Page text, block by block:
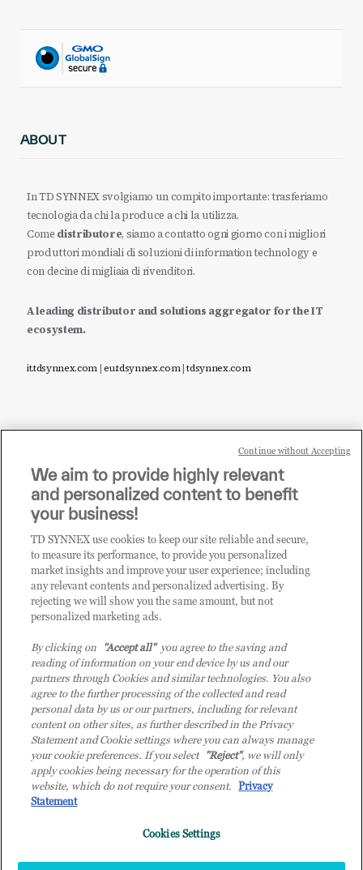
ABOUT
In TD SYNNEX svolgiamo un compito importante: trasferiamo
tecnologia da chi la produce a chi la utilizza.
Come distributore, siamo a contatto ogni giorno con i migliori
produttori mondiali di soluzioni di information technology e
con decine di migliaia di rivenditori.
A leading distributor and solutions aggregator for the IT
ecosystem.
it.tdsynnex.com|eu.tdsynnex.com|tdsynnex.com
Sei un rivenditore di tecnologia e desideri acquistare
i prodotti o le soluzioni trattate sul blog?
CLICCA QUI E DIVENTA
CLIENTE TD SYNNEX
© 2026 TD SYNNEX Italy S.r.l. - Sede legale: via Luigi Russolo 9, 20138 Milano
(MI) - Numero di iscrizione al Registro delle Imprese di Milano e Codice Fiscale:
07092780159 - P.IVA: 07092780159 - Eur 12.569.000,00 i.v - TD SYNNEX e TD
in altri Paesi. Società a socio unico soggetta all’attività di direzione e coordinamento
We aim to provide highly relevant
and personalized content to benefit
your business!
TD SYNNEX use cookies to keep our site reliable and secure,
to measure its performance, to provide you personalized
market insights and improve your user experience; including
any relevant contents and personalized advertising. By
rejecting we will show you the same amount, but not
personalized marketing ads.
By clicking on "Accept all"you agree to the saving and
reading of information on your end device by us and our
partners through Cookies and similar technologies. You also
agree to the further processing of the collected and read
personal data by us or our partners, including for relevant
content on other sites, as further described in the Privacy
Statement and Cookie settings where you can always manage
your cookie preferences. If you select "Reject", we will only
apply cookies being necessary for the operation of this
website, which do not require your consent. Privacy
Statement
Cookies Settings
Continue without Accepting